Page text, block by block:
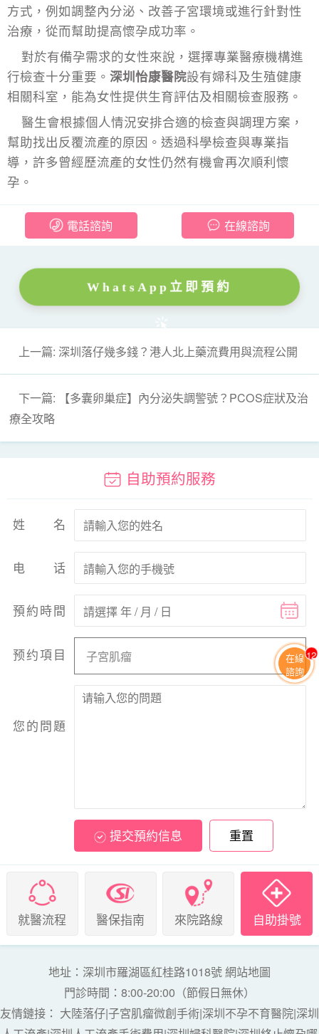
方式，例如調整內分泌、改善子宮環境或進行針對性
治療，從而幫助提高懷孕成功率。
對於有備孕需求的女性來說，選擇專業醫療機構進
行檢查十分重要。 深圳怡康醫院設有婦科及生殖健康
相關科室，能為女性提供生育評估及相關檢查服務。
醫生會根據個人情況安排合適的檢查與調理方案，
幫助找出反覆流產的原因。透過科學檢查與專業指
導，許多曾經歷流產的女性仍然有機會再次順利懷
孕。
電話諮詢 在線諮詢
WhatsApp立即預約
上一篇: 深圳落仔幾多錢？港人北上藥流費用與流程公開
下一篇: 【多囊卵巢症】內分泌失調警號？PCOS症狀及治
療全攻略
自助預約服務
姓名
电话
預約時間
预约項目
您的問題
提交預約信息 重置
就醫流程 醫保指南 來院路線 自助掛號
地址：深圳市羅湖區紅桂路1018號網站地圖
門診時間：8:00-20:00（節假日無休）
友情鏈接： 大陸落仔|子宮肌瘤微創手術|深圳不孕不育醫院|深圳
在線
諮詢
13